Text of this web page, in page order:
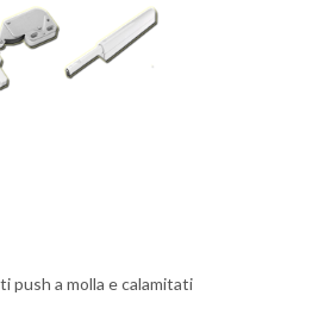
push a molla e calamitati